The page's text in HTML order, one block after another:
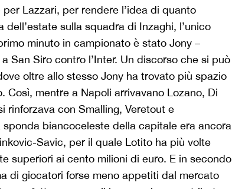
Lazzari, per rendere l’idea di quanto
dell’estate sulla squadra di Inzaghi, l’unico
minuto in campionato è stato Jony –
San Siro contro l’Inter. Un discorso che si può
oltre allo stesso Jony ha trovato più spazio
Così, mentre a Napoli arrivavano Lozano, Di
rinforzava con Smalling, Veretout e
sponda biancoceleste della capitale era ancora
Savic, per il quale Lotito ha più volte
superiori ai cento milioni di euro. E in secondo
di giocatori forse meno appetiti dal mercato